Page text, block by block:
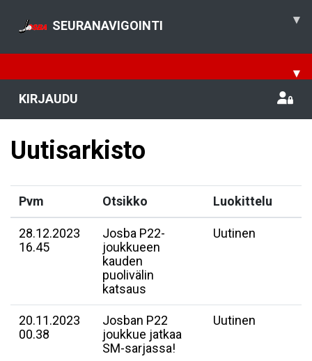
SEURANAVIGOINTI ▾
▾
KIRJAUDU
Uutisarkisto
Pvm Otsikko Luokittelu
28.12.2023
16.45
Josba P22-
joukkueen
kauden
puolivälin
katsaus
Uutinen
20.11.2023
00.38
Josban P22
joukkue jatkaa
SM-sarjassa!
Uutinen